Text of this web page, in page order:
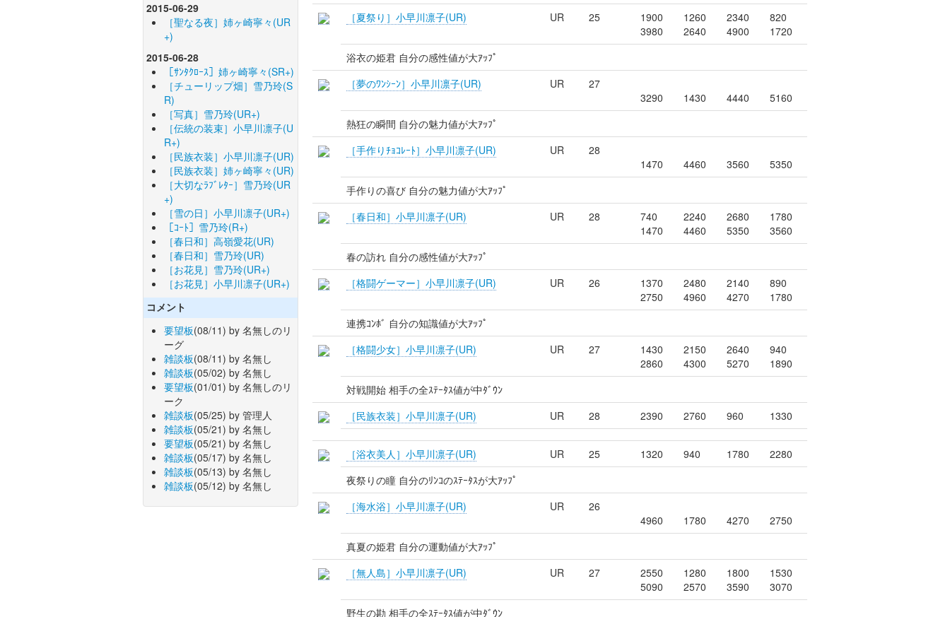
2015-06-29
［聖なる夜］姉ヶ崎寧々(UR
+)
2015-06-28
［ｻﾝﾀｸﾛｰｽ］姉ヶ崎寧々(SR+)
［チューリップ畑］雪乃玲(S
R)
［写真］雪乃玲(UR+)
［伝統の装束］小早川凛子(U
R+)
［民族衣装］小早川凛子(UR)
［民族衣装］姉ヶ崎寧々(UR)
［大切なﾗﾌﾞﾚﾀｰ］雪乃玲(UR
+)
［雪の日］小早川凛子(UR+)
［ｺｰﾄ］雪乃玲(R+)
［春日和］高嶺愛花(UR)
［春日和］雪乃玲(UR)
［お花見］雪乃玲(UR+)
［お花見］小早川凛子(UR+)
コメント
要望板(08/11) by 名無しのリ
ーグ
雑談板(08/11) by 名無し
雑談板(05/02) by 名無し
要望板(01/01) by 名無しのリ
ーク
雑談板(05/25) by 管理人
雑談板(05/21) by 名無し
要望板(05/21) by 名無し
雑談板(05/17) by 名無し
雑談板(05/13) by 名無し
雑談板(05/12) by 名無し
［夏祭り］小早川凛子(UR)
UR 25
1900
3980
1260
2640
2340
4900
820
1720
浴衣の姫君 自分の感性値が大ｱｯﾌﾟ
［夢のﾜﾝｼｰﾝ］小早川凛子(UR)
UR
27
3290
1430 4440
5160
熱狂の瞬間 自分の魅力値が大ｱｯﾌﾟ
［手作りﾁｮｺﾚｰﾄ］小早川凛子(UR)
UR
28
1470
4460 3560
5350
手作りの喜び 自分の魅力値が大ｱｯﾌﾟ
［春日和］小早川凛子(UR)
UR 28
740
1470
2240
4460
2680
5350
1780
3560
春の訪れ 自分の感性値が大ｱｯﾌﾟ
［格闘ゲーマー］小早川凛子(UR)
UR 26
1370
2750
2480
4960
2140
4270
890
1780
連携ｺﾝﾎﾞ 自分の知識値が大ｱｯﾌﾟ
［格闘少女］小早川凛子(UR)
UR 27
1430
2860
2150
4300
2640
5270
940
1890
対戦開始 相手の全ｽﾃｰﾀｽ値が中ﾀﾞｳﾝ
［民族衣装］小早川凛子(UR)
UR 28 2390 2760 960 1330
［浴衣美人］小早川凛子(UR) UR 25 1320 940 1780
2280
夜祭りの瞳 自分のﾘﾝｺのｽﾃｰﾀｽが大ｱｯﾌﾟ
［海水浴］小早川凛子(UR)
UR
26
4960
1780 4270
2750
真夏の姫君 自分の運動値が大ｱｯﾌﾟ
［無人島］小早川凛子(UR)
UR 27
2550
5090
1280
2570
1800
3590
1530
3070
野生の勘 相手の全ｽﾃｰﾀｽ値が中ﾀﾞｳﾝ